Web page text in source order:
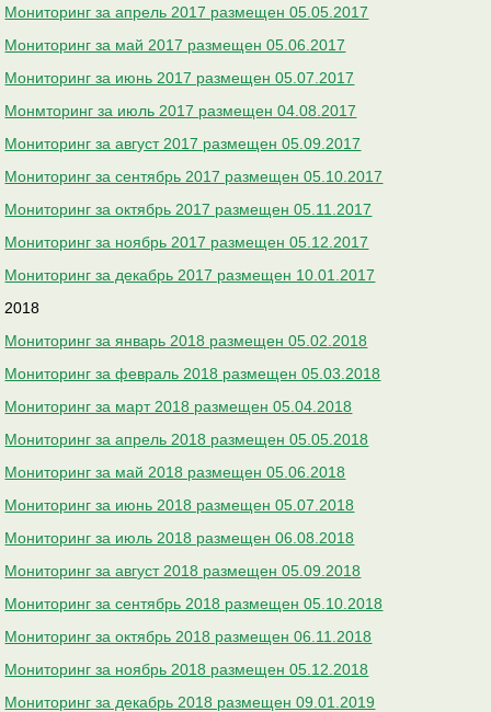
Мониторинг за апрель 2017 размещен 05.05.2017
Мониторинг за май 2017 размещен 05.06.2017
Мониторинг за июнь 2017 размещен 05.07.2017
Монмторинг за июль 2017 размещен 04.08.2017
Мониторинг за август 2017 размещен 05.09.2017
Мониторинг за сентябрь 2017 размещен 05.10.2017
Мониторинг за октябрь 2017 размещен 05.11.2017
Мониторинг за ноябрь 2017 размещен 05.12.2017
Мониторинг за декабрь 2017 размещен 10.01.2017
2018
Мониторинг за январь 2018 размещен 05.02.2018
Мониторинг за февраль 2018 размещен 05.03.2018
Мониторинг за март 2018 размещен 05.04.2018
Мониторинг за апрель 2018 размещен 05.05.2018
Мониторинг за май 2018 размещен 05.06.2018
Мониторинг за июнь 2018 размещен 05.07.2018
Мониторинг за июль 2018 размещен 06.08.2018
Мониторинг за август 2018 размещен 05.09.2018
Мониторинг за сентябрь 2018 размещен 05.10.2018
Мониторинг за октябрь 2018 размещен 06.11.2018
Мониторинг за ноябрь 2018 размещен 05.12.2018
Мониторинг за декабрь 2018 размещен 09.01.2019